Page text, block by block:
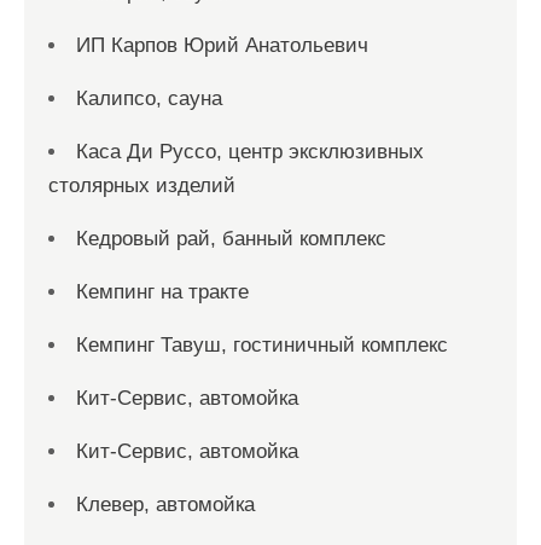
ИП Карпов Юрий Анатольевич
Калипсо, сауна
Каса Ди Руссо, центр эксклюзивных
столярных изделий
Кедровый рай, банный комплекс
Кемпинг на тракте
Кемпинг Тавуш, гостиничный комплекс
Кит-Сервис, автомойка
Кит-Сервис, автомойка
Клевер, автомойка